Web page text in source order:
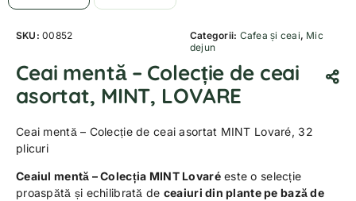
SKU:00852 Categorii: Cafea și ceai, Mic
dejun
Ceai mentă – Colecție de ceai
asortat, MINT, LOVARE
Ceai mentă – Colecție de ceai asortat MINT Lovaré, 32
plicuri
Ceaiul mentă – Colecția MINT Lovaréeste o selecție
proaspătă și echilibrată de ceaiuri din plante pe bază de